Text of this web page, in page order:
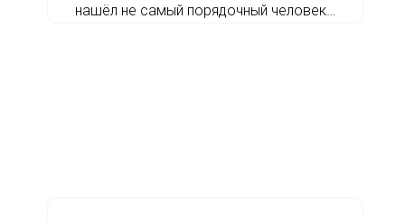
нашёл не самый порядочный человек…